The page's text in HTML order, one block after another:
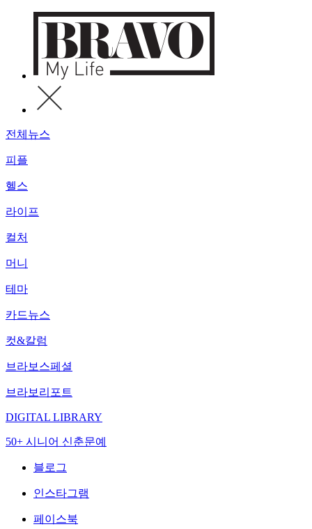
전체뉴스
피플
헬스
라이프
컬처
머니
테마
카드뉴스
컷&칼럼
브라보스페셜
브라보리포트
DIGITAL LIBRARY
50+ 시니어 신춘문예
블로그
인스타그램
페이스북